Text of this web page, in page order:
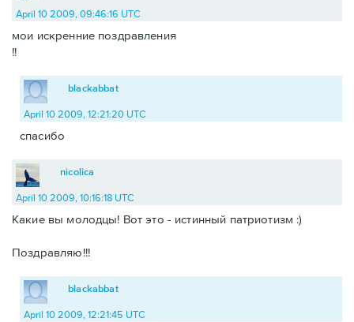
April 10 2009, 09:46:16 UTC
мои искренние поздравления
!!
blackabbat
April 10 2009, 12:21:20 UTC
спасибо
nicolica
April 10 2009, 10:16:18 UTC
Какие вы молодцы! Вот это - истинный патриотизм :)
Поздравляю!!!
blackabbat
April 10 2009, 12:21:45 UTC